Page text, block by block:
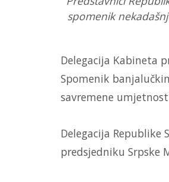
spomenik
Delegacija Kabineta
Spomenik
savremene
Delegacija Republike
predsjedniku Srpske